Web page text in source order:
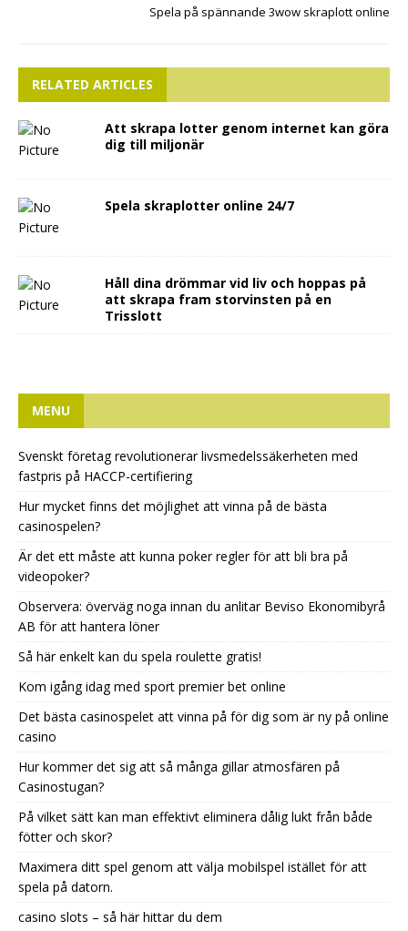
Spela på spännande 3wow skraplott online
RELATED ARTICLES
Att skrapa lotter genom internet kan göra
dig till miljonär
Spela skraplotter online 24/7
Håll dina drömmar vid liv och hoppas på
att skrapa fram storvinsten på en
Trisslott
MENU
Svenskt företag revolutionerar livsmedelssäkerheten med
fastpris på HACCP-certifiering
Hur mycket finns det möjlighet att vinna på de bästa
casinospelen?
Är det ett måste att kunna poker regler för att bli bra på
videopoker?
Observera: överväg noga innan du anlitar Beviso Ekonomibyrå
AB för att hantera löner
Så här enkelt kan du spela roulette gratis!
Kom igång idag med sport premier bet online
Det bästa casinospelet att vinna på för dig som är ny på online
casino
Hur kommer det sig att så många gillar atmosfären på
Casinostugan?
På vilket sätt kan man effektivt eliminera dålig lukt från både
fötter och skor?
Maximera ditt spel genom att välja mobilspel istället för att
spela på datorn.
casino slots – så här hittar du dem